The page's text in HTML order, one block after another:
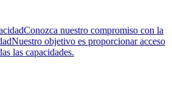
Conozca nuestro compromiso con la
Nuestro objetivo es proporcionar acceso
las capacidades.